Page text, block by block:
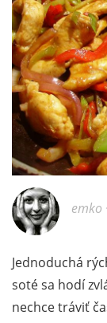
emko
Jednoduchá
soté sa hodí
nechce tráviť